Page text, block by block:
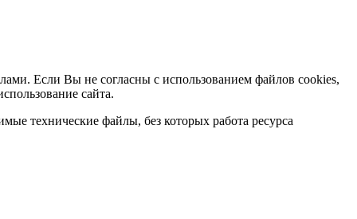
Если Вы не согласны с использованием файлов cookies,
сайта.
технические файлы, без которых работа ресурса